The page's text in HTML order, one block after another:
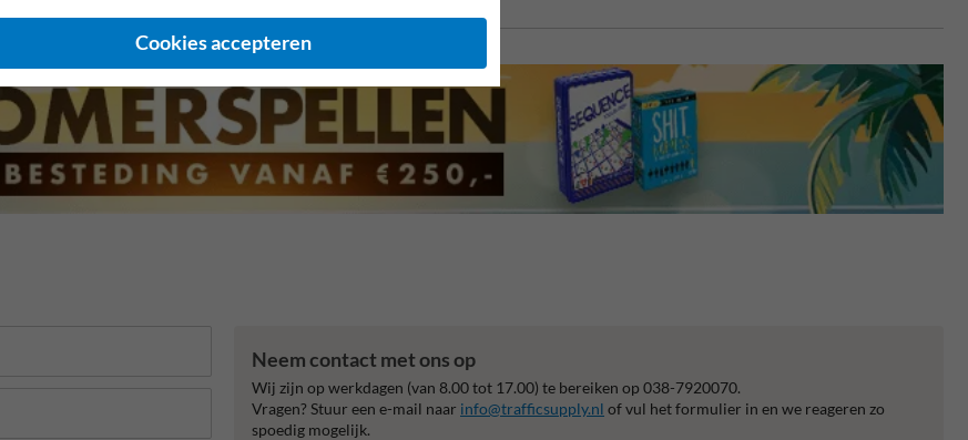
Neem contact met ons op
Wij zijn op werkdagen (van 8.00 tot 17.00) te bereiken op 038-7920070.
Vragen? Stuur een e-mail naar info@trafficsupply.nl of vul het formulier in en we reageren zo
spoedig mogelijk.
Cookies accepteren